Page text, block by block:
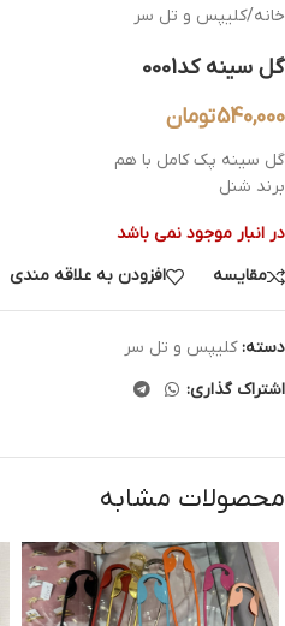
خانه/کلیپس و تل سر
گل سینه کد0001
540,000تومان
گل سینه پک کامل با هم
برند شنل
در انبار موجود نمی باشد
مقایسه
افزودن به علاقه مندی
دسته: کلیپس و تل سر
اشتراک گذاری:
محصولات مشابه